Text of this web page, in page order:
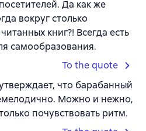
Да как же
вокруг столько
книг?! Всегда есть
самообразования.
To the quote
что барабанный
Можно и нежно,
почувствовать ритм.